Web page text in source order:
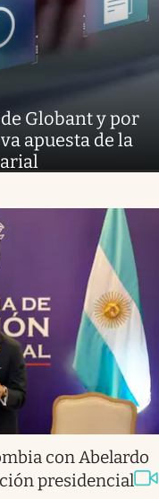
Globant y por
apuesta de la
con Abelardo
presidencial